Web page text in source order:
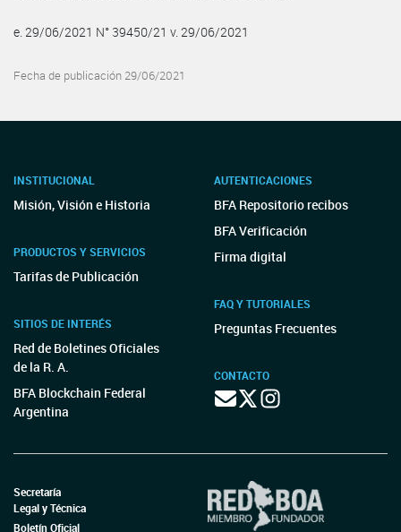
e. 29/06/2021 N° 39450/21 v. 29/06/2021
Fecha de publicación 29/06/2021
INSTITUCIONAL
Misión, Visión e Historia
PRODUCTOS Y SERVICIOS
Tarifas de Publicación
SITIOS DE INTERÉS
Red de Boletines Oficiales
de la R. A.
BFA Blockchain Federal
Argentina
AUTENTICACIONES
BFA Repositorio recibos
BFA Verificación
Firma digital
FAQ Y TUTORIALES
Preguntas Frecuentes
CONTACTO
Secretaría
Legal y Técnica
Boletín Oficial